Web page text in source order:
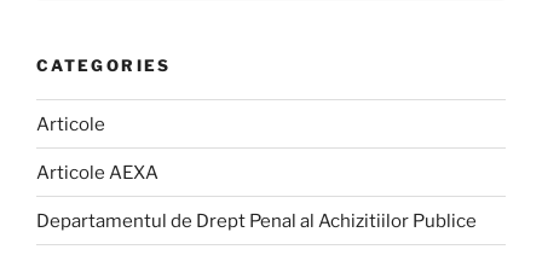
CATEGORIES
Articole
Articole AEXA
Departamentul de Drept Penal al Achizitiilor Publice